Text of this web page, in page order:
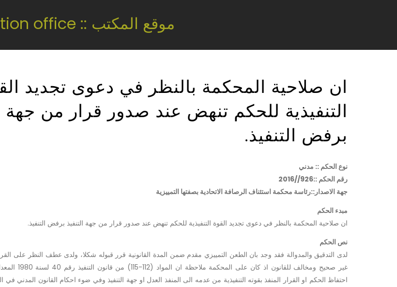
موقع المكتب :: Location office
ان صلاحية المحكمة بالنظر في دعوى تجديد
التنفيذية للحكم تنهض عند صدور قرار من جهة
برفض التنفيذ.
نوع الحكم :: مدني
رقم الحكم ::926//2016
جهة الاصدار::رئاسة محكمة استئناف الرصافة الاتحادية بصفتها التمييزية
مبدء الحكم
ان صلاحية المحكمة بالنظر في دعوى تجديد القوة التنفيذية للحكم تنهض عند صدور قرار من جهة التنفيذ برفض التنفيذ.
نص الحكم
لدى التدقيق والمدوالة فقد وجد بان الطعن التمييزي مقدم ضمن المدة القانونية قرر قبوله شكلا، ولدى عطف النظر على
غير صحيح ومخالف